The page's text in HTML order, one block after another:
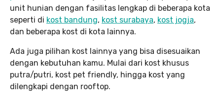
unit hunian dengan fasilitas lengkap di beberapa kota
seperti di kost bandung, kost surabaya, kost jogja,
dan beberapa kost di kota lainnya.
Ada juga pilihan kost lainnya yang bisa disesuaikan
dengan kebutuhan kamu. Mulai dari kost khusus
putra/putri, kost pet friendly, hingga kost yang
dilengkapi dengan rooftop.